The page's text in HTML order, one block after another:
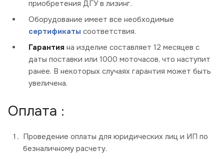
приобретения ДГУ в лизинг.
Оборудование имеет все необходимые
сертификаты соответствия.
Гарантия на изделие составляет 12 месяцев с
даты поставки или 1000 моточасов, что наступит
ранее. В некоторых случаях гарантия может быть
увеличена.
Оплата :
Проведение оплаты для юридических лиц и ИП по
безналичному расчету.